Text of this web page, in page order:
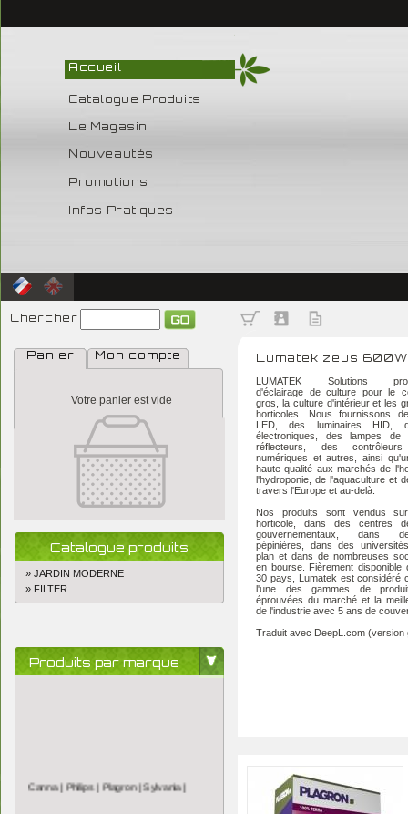
Accueil
Catalogue Produits
Le Magasin
Nouveautés
Promotions
Infos Pratiques
Chercher
Panier Mon compte
Votre panier est vide
Catalogue produits
» JARDIN MODERNE
» FILTER
Produits par marque
Lumatek zeus 600W
LUMATEK Solutions
d'éclairage de culture pour le
gros, la culture d'intérieur et les
horticoles. Nous fournissons
LED, des luminaires HID,
électroniques, des lampes de
réflecteurs, des contrôleurs
numériques et autres, ainsi
haute qualité aux marchés de
l'hydroponie, de l'aquaculture et
travers l'Europe et au-delà.
Nos produits sont vendus
horticole, dans des centres
gouvernementaux, dans
pépinières, dans des
plan et dans de nombreuses
en bourse. Fièrement disponible
30 pays, Lumatek est considéré
l'une des gammes de
éprouvées du marché et la
de l'industrie avec 5 ans de
Traduit avec DeepL.com (version